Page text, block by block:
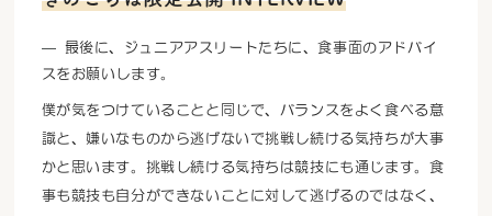
最後に、ジュニアアスリートたちに、食事面のアドバイ
スをお願いします。
僕が気をつけていることと同じで、バランスをよく食べる意
識と、嫌いなものから逃げないで挑戦し続ける気持ちが大事
かと思います。挑戦し続ける気持ちは競技にも通じます。食
事も競技も自分ができないことに対して逃げるのではなく、